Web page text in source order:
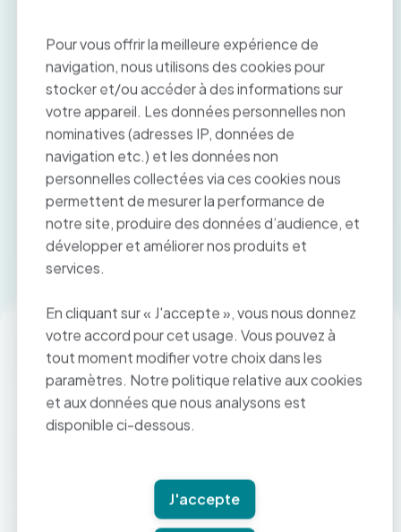
Prise de parole Paymed
Lorem ipsum dolor sit amet, consectetur adipiscing elit.
Ut elit tellus, luctus nec ullamcorper mattis, pulvinar
dapibus leo.
contact@paymed.pro
Contacter Paymed One
Pour vous offrir la meilleure expérience de
navigation, nous utilisons des cookies pour
stocker et/ou accéder à des informations sur
votre appareil. Les données personnelles non
nominatives (adresses IP, données de
navigation etc.) et les données non
personnelles collectées via ces cookies nous
permettent de mesurer la performance de
notre site, produire des données d’audience, et
développer et améliorer nos produits et
services.
En cliquant sur « J'accepte », vous nous donnez
votre accord pour cet usage. Vous pouvez à
tout moment modifier votre choix dans les
paramètres. Notre politique relative aux cookies
et aux données que nous analysons est
disponible ci-dessous.
J'accepte